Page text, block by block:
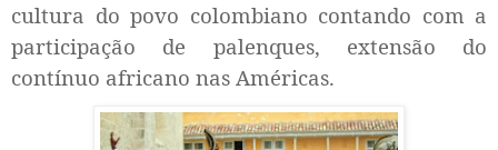
cultura do povo colombiano contando com a
participação de palenques, extensão do
contínuo africano nas Américas.